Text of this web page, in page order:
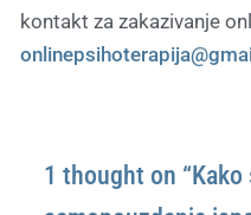
kontakt za zakazivanje
1 thought on